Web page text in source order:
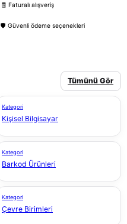
🧾 Faturalı alışveriş
🛡️ Güvenli ödeme seçenekleri
Tümünü Gör
Kategori
Kişisel Bilgisayar
Kategori
Barkod Ürünleri
Kategori
Çevre Birimleri